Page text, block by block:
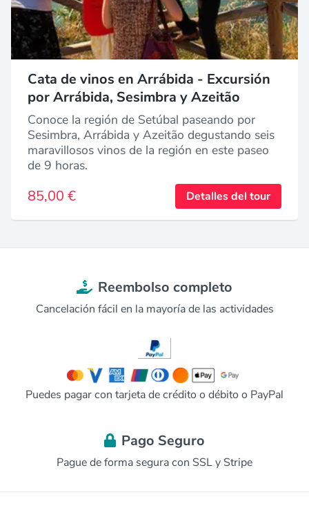
Cata de vinos en Arrábida - Excursión
por Arrábida, Sesimbra y Azeitão
Conoce la región de Setúbal paseando por
Sesimbra, Arrábida y Azeitão degustando seis
maravillosos vinos de la región en este paseo
de 9 horas.
85,00 € Detalles del tour
Reembolso completo
Cancelación fácil en la mayoría de las actividades
Puedes pagar con tarjeta de crédito o débito o PayPal
Pago Seguro
Pague de forma segura con SSL y Stripe